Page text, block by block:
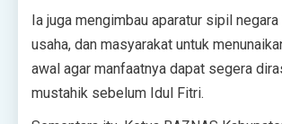
‎‎Ia juga mengimbau aparatur sipil
usaha, dan masyarakat untuk
awal agar manfaatnya dapat segera
mustahik sebelum Idul Fitri.‎‎